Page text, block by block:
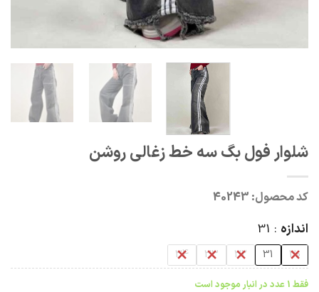
شلوار فول بگ سه خط زغالی روشن
کد محصول:40243
اندازه 31
30
31
32
33
34
فقط 1 عدد در انبار موجود است